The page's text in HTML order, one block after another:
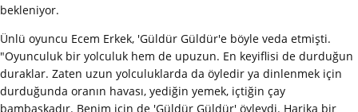
bekleniyor.
Ünlü oyuncu Ecem Erkek, 'Güldür Güldür'e böyle veda etmişti.
"Oyunculuk bir yolculuk hem de upuzun. En keyiflisi de durduğun
duraklar. Zaten uzun yolculuklarda da öyledir ya dinlenmek için
durduğunda oranın havası, yediğin yemek, içtiğin çay
bambaşkadır. Benim için de 'Güldür Güldür' öyleydi. Harika bir